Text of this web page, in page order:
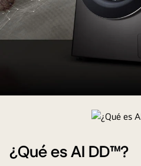
18%
más¿Qué es AI DD™?